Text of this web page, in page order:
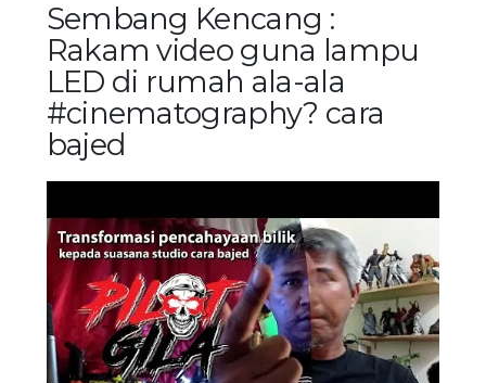
Sembang Kencang :
Rakam video guna lampu
LED di rumah ala-ala
#cinematography? cara
bajed